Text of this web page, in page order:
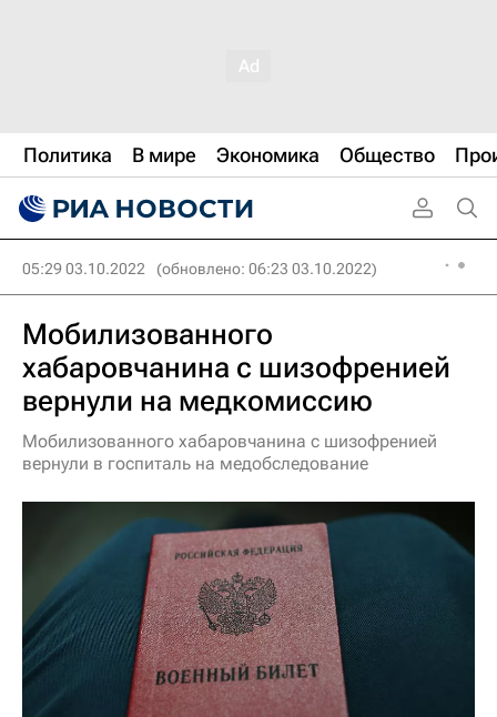
Политика В мире Экономика Общество
05:29 03.10.2022 (обновлено: 06:23 03.10.2022)
Мобилизованного
хабаровчанина с шизофренией
вернули на медкомиссию
Мобилизованного хабаровчанина с шизофренией
вернули в госпиталь на медобследование